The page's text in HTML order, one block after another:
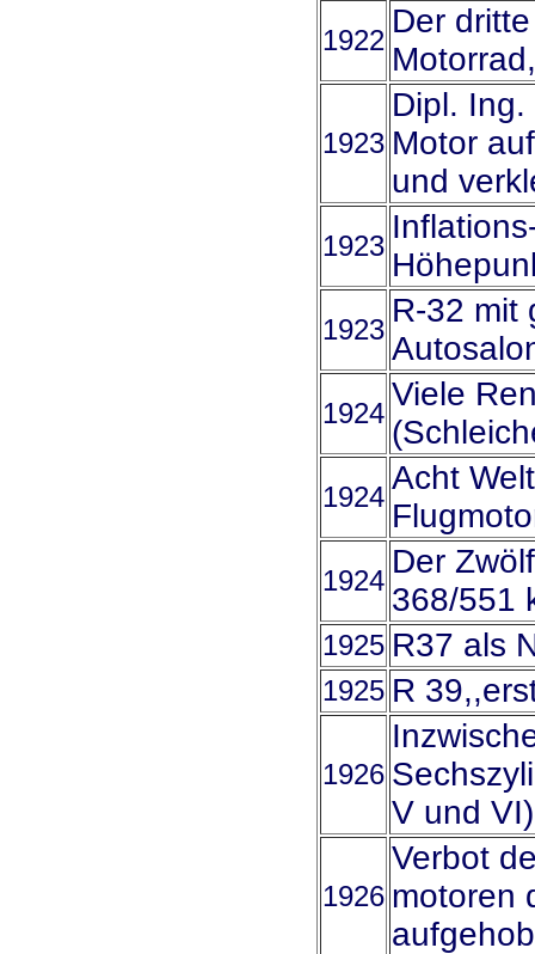
1922
Der
1923
Dipl.
Motor
und
1923
1923
R-32 mit
1924
Viele
1924
Acht
1924
Der
368/551
1925 R37 als
1925 R
1926
V und
1926
Verbot
motoren